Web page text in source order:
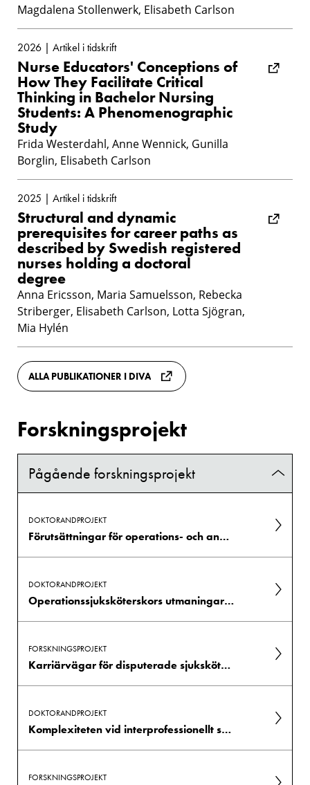
Magdalena Stollenwerk, Elisabeth Carlson
2026 | Artikel i tidskrift
Nurse Educators' Conceptions of
How They Facilitate Critical
Thinking in Bachelor Nursing
Students: A Phenomenographic
Study
Frida Westerdahl, Anne Wennick, Gunilla
Borglin, Elisabeth Carlson
2025 | Artikel i tidskrift
Structural and dynamic
prerequisites for career paths as
described by Swedish registered
nurses holding a doctoral
degree
Anna Ericsson, Maria Samuelsson, Rebecka
Striberger, Elisabeth Carlson, Lotta Sjögran,
Mia Hylén
ALLA PUBLIKATIONER I DIVA
Forskningsprojekt
Pågående forskningsprojekt
DOKTORANDPROJEKT
Förutsättningar för operations- och anestesisjuksköterskor att handleda specialistsjuksköterskestudenter i en perioperativ kontext.
DOKTORANDPROJEKT
Operationssjuksköterskors utmaningar, erfarenheter och uppfattningar från att delta i organ donations operationer
FORSKNINGSPROJEKT
Karriärvägar för disputerade sjuksköterskor
DOKTORANDPROJEKT
Komplexiteten vid interprofessionellt samarbete och utbildning inom hälso- och sjukvård
FORSKNINGSPROJEKT